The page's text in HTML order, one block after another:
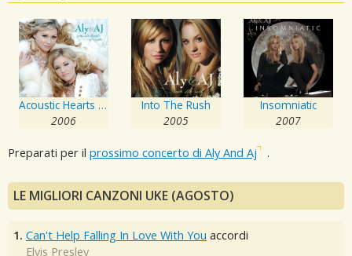
Acoustic Hearts Of Winter
2006
Into The Rush
2005
Insomniatic
2007
Preparati per il prossimo concerto di Aly And Aj .
LE MIGLIORI CANZONI UKE (AGOSTO)
1. Can't Help Falling In Love With You accordi
Elvis Presley